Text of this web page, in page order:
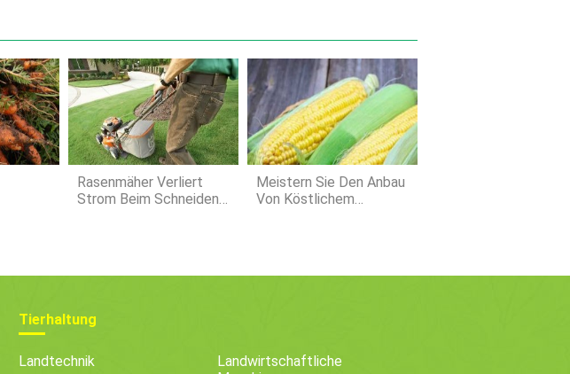
Rasenmäher Verliert
Strom Beim Schneiden
Meistern Sie Den Anbau
Von Köstlichem
Tierhaltung
Landtechnik
Landwirtschaftliche